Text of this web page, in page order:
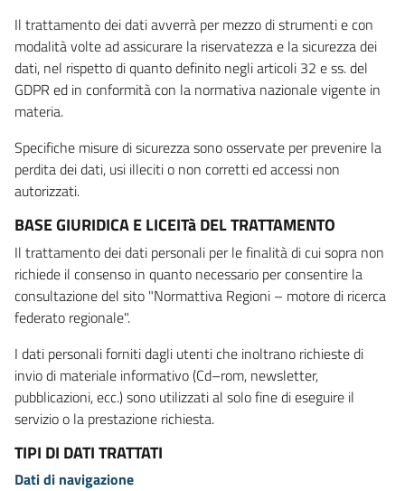
Il trattamento dei dati avverrà per mezzo di strumenti e con
modalità volte ad assicurare la riservatezza e la sicurezza dei
dati, nel rispetto di quanto definito negli articoli 32 e ss. del
GDPR ed in conformità con la normativa nazionale vigente in
materia.
Specifiche misure di sicurezza sono osservate per prevenire la
perdita dei dati, usi illeciti o non corretti ed accessi non
autorizzati.
BASE GIURIDICA E LICEITà DEL TRATTAMENTO
Il trattamento dei dati personali per le finalità di cui sopra non
richiede il consenso in quanto necessario per consentire la
consultazione del sito "Normattiva Regioni – motore di ricerca
federato regionale".
I dati personali forniti dagli utenti che inoltrano richieste di
invio di materiale informativo (Cd–rom, newsletter,
pubblicazioni, ecc.) sono utilizzati al solo fine di eseguire il
servizio o la prestazione richiesta.
TIPI DI DATI TRATTATI
Dati di navigazione